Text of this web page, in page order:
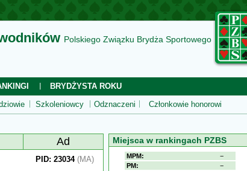
Polskiego Związku Brydża Sportowego
BRYDŻYSTA ROKU
Szkoleniowcy Odznaczeni Członkowie honorowi
Ad
PID: 23034 (MA)
Miejsca w rankingach PZBS
MPM:
−
PM:
−